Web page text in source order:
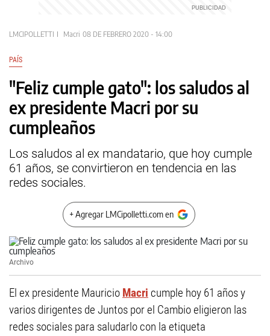
LMCIPOLLETTI Macri 08 DE FEBRERO 2020 - 14:00
PAÍS
"Feliz cumple gato": los saludos al
ex presidente Macri por su
cumpleaños
Los saludos al ex mandatario, que hoy cumple
61 años, se convirtieron en tendencia en las
redes sociales.
+ Agregar LMCipolletti.com en
Archivo
El ex presidente Mauricio Macri cumple hoy 61 años y
varios dirigentes de Juntos por el Cambio eligieron las
redes sociales para saludarlo con la etiqueta